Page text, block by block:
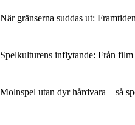
När gränserna suddas ut:
Spelkulturens inflytande: Från
Molnspel utan dyr hårdvara – så